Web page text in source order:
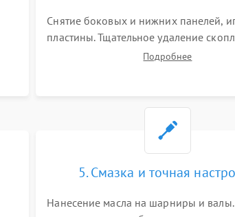
Снятие боковых и нижних панелей,
пластины. Тщательное удаление
тканевой пыли, обрезков и очесов из
Подробнее
5. Смазка и точная
Нанесение масла на шарниры и